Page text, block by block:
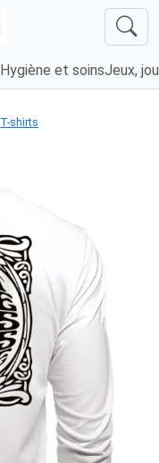
Hygiène et soinsJeux,
T-shirts